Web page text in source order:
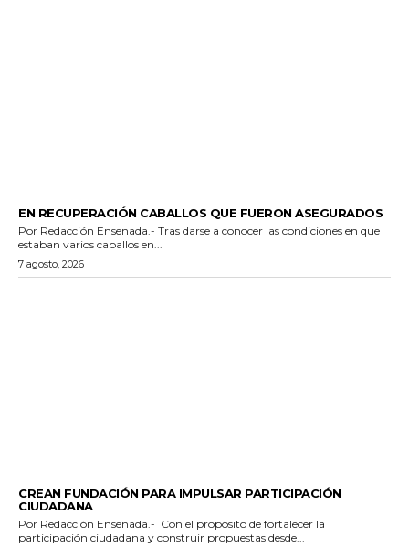
EN RECUPERACIÓN CABALLOS QUE FUERON ASEGURADOS
Por Redacción Ensenada.- Tras darse a conocer las condiciones en que
estaban varios caballos en...
7 agosto, 2026
CREAN FUNDACIÓN PARA IMPULSAR PARTICIPACIÓN
CIUDADANA
Por Redacción Ensenada.- Con el propósito de fortalecer la
participación ciudadana y construir propuestas desde...